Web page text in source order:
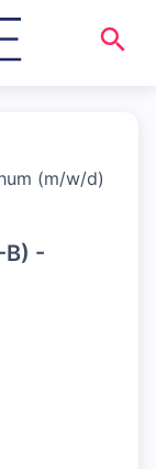
(m/w/d)
B) -